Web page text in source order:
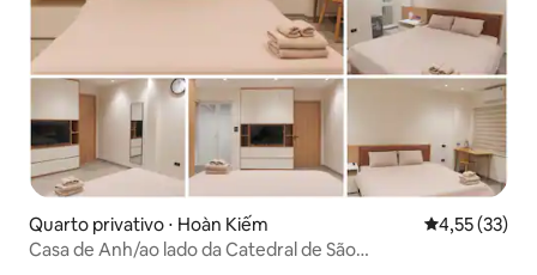
Quarto privativo ⋅ Hoàn Kiếm 4,55 de uma
4,55 (33)
Casa de Anh/ao lado da Catedral de São